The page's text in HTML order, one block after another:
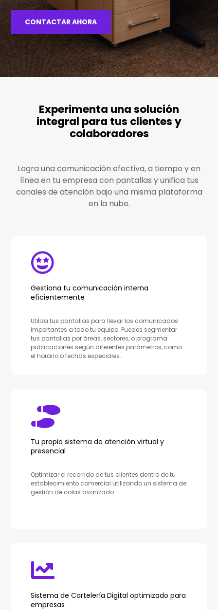
CONTACTAR AHORA
Experimenta una solución
integral para tus clientes y
colaboradores
Logra una comunicación efectiva, a tiempo y en
línea en tu empresa con pantallas y unifica tus
canales de atención bajo una misma plataforma
en la nube.
Gestiona tu comunicación interna
eficientemente
Utiliza tus pantallas para llevar los comunicados
importantes a todo tu equipo. Puedes segmentar
tus pantallas por áreas, sectores, o programa
publicaciones según diferentes parámetros, como
el horario o fechas especiales.
Tu propio sistema de atención virtual y
presencial
Optimizar el recorrido de tus clientes dentro de tu
establecimiento comercial utilizando un sistema de
gestión de colas avanzado.
Sistema de Cartelería Digital optimizado para
empresas